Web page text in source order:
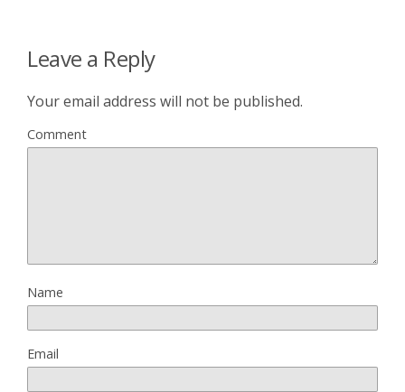
Leave a Reply
Your email address will not be published.
Comment
Name
Email